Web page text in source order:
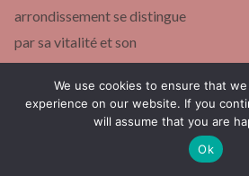
arrondissement se distingue
par sa vitalité et son
dynamisme, mêlant modernité
continuer la lecture
We use cookies to ensure that
experience on our website. If you
will assume that you are
Ok